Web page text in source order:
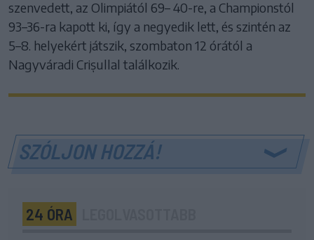
szenvedett, az Olimpiától 69– 40-re, a Championstól
93–36-ra kapott ki, így a negyedik lett, és szintén az
5–8. helyekért játszik, szombaton 12 órától a
Nagyváradi Crișullal találkozik.
SZÓLJON HOZZÁ!
24 ÓRA